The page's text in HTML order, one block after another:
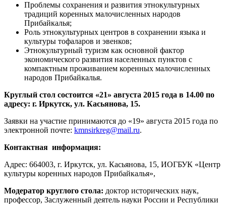
Проблемы сохранения и развития этнокультурных
традиций коренных малочисленных народов
Прибайкалья;
Роль этнокультурных центров в сохранении языка и
культуры тофаларов и эвенков;
Этнокультурный туризм как основной фактор
экономического развития населенных пунктов с
компактным проживанием коренных малочисленных
народов Прибайкалья.
Круглый стол состоится «21» августа 2015 года в 14.00 по
адресу: г. Иркутск, ул. Касьянова, 15.
Заявки на участие принимаются до «19» августа 2015 года по
электронной почте: kmnsirkreg@mail.ru.
Контактная информация:
Адрес: 664003, г. Иркутск, ул. Касьянова, 15, ИОГБУК «Центр
культуры коренных народов Прибайкалья»,
Модератор круглого стола: доктор исторических наук,
профессор, Заслуженный деятель науки России и Республики